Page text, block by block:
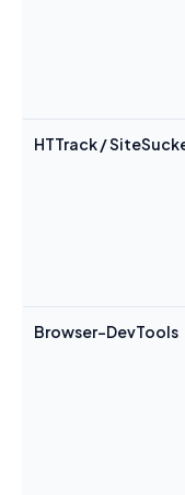
HTTrack /
Browser-DevTools